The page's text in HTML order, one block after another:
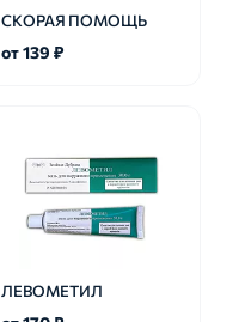
СКОРАЯ ПОМОЩЬ
от 139 ₽
ЛЕВОМЕТИЛ